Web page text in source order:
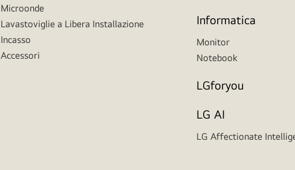
Microonde
Lavastoviglie a Libera Installazione
Incasso
Accessori
Informatica
Monitor
Notebook
LGforyou
LG AI
LG Affectionate